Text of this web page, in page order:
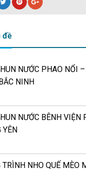
đề
NƯỚC PHAO NỔI –
NINH
NƯỚC BÊNH VIỆN
YÊN
TRÌNH NHO QUẾ MÈO